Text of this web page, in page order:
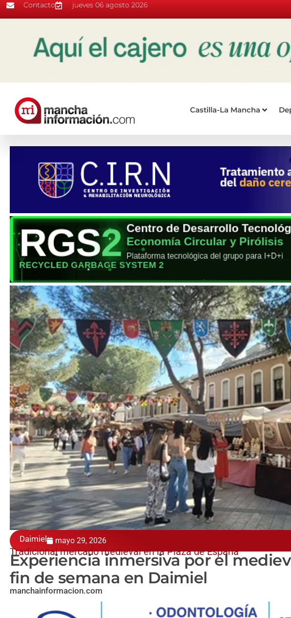
Contacto jueves 06 agosto 2026
Castilla-La Mancha
Daimiel mayo 29, 2026
Tradicional mercado medieval en la Plaza de España
Experiencia inmersiva por el
fin de semana en Daimiel
manchainformacion.com